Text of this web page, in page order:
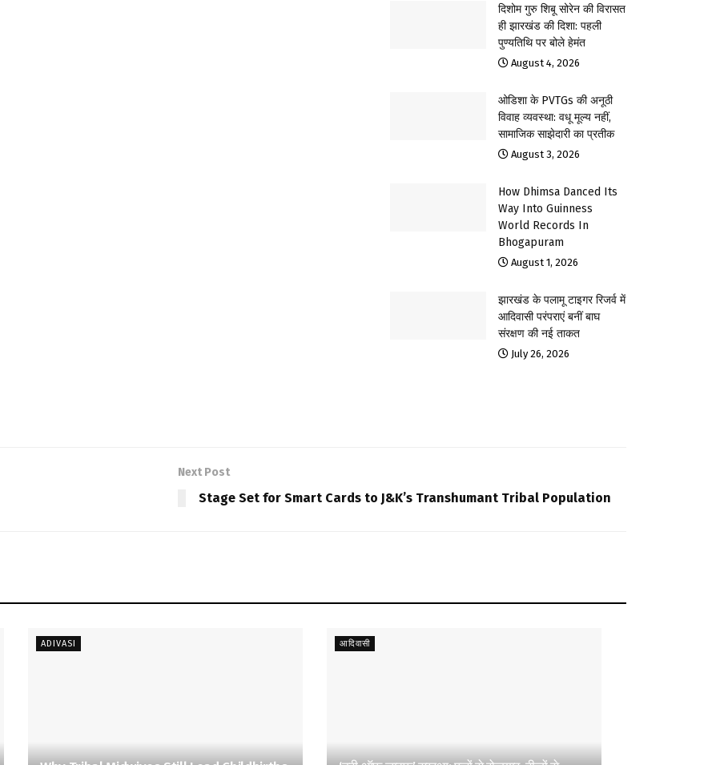
दिशोम गुरु शिबू सोरेन की विरासत
ही झारखंड की दिशा: पहली
पुण्यतिथि पर बोले हेमंत
August 4, 2026
ओडिशा के PVTGs की अनूठी
विवाह व्यवस्था: वधू मूल्य नहीं,
सामाजिक साझेदारी का प्रतीक
August 3, 2026
How Dhimsa Danced Its
Way Into Guinness
World Records In
Bhogapuram
August 1, 2026
झारखंड के पलामू टाइगर रिजर्व में
आदिवासी परंपराएं बनीं बाघ
संरक्षण की नई ताकत
July 26, 2026
Next Post
Stage Set for Smart Cards to J&K’s Transhumant Tribal Population
ADIVASI आदिवासी